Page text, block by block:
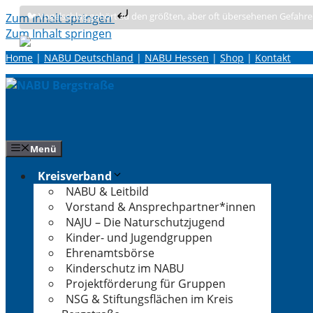
Zum Inhalt springen
Zum Inhalt springen
Home | NABU Deutschland | NABU Hessen | Shop | Kontakt
🐦 Vogelschlag gehört zu den größten, aber oft übersehenen
Menü
Kreisverband
NABU & Leitbild
Vorstand & Ansprechpartner*innen
NAJU – Die Naturschutzjugend
Kinder- und Jugendgruppen
Ehrenamtsbörse
Kinderschutz im NABU
Projektförderung für Gruppen
NSG & Stiftungsflächen im Kreis